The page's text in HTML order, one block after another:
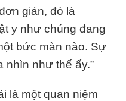
giản, đó là
y như chúng đang
bức màn nào. Sự
nhìn như thế ấy.”
là một quan niệm